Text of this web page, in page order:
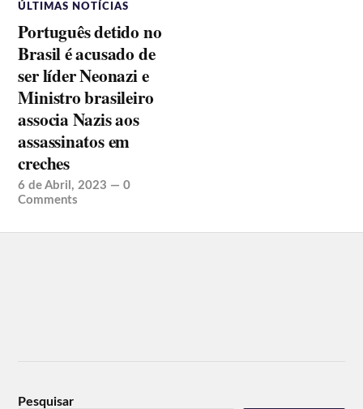
ÚLTIMAS NOTÍCIAS
Português detido no
Brasil é acusado de
ser líder Neonazi e
Ministro brasileiro
associa Nazis aos
assassinatos em
creches
6 de Abril, 2023 —0
Comments
Pesquisar